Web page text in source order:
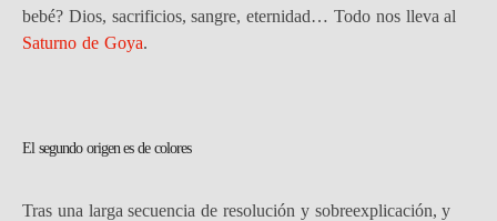
bebé? Dios, sacrificios, sangre, eternidad… Todo nos lleva al
Saturno de Goya.
El segundo origen es de colores
Tras una larga secuencia de resolución y sobreexplicación, y